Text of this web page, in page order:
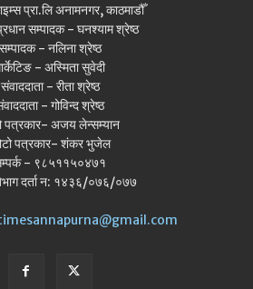
प्रा.लि अनामनगर, काठमाडौँ
सम्पादक - घनश्याम श्रेष्ठ
सम्पादक - नलिना श्रेष्ठ
- अस्मिता सुवेदी
संवाददाता - रीता श्रेष्ठ
- गोविन्द श्रेष्ठ
पत्रकार- अजय लेन्सम्यान
पत्रकार- शंकर भुजेल
- ९८५११५०४७१
दर्ता न: १४३६/०७६/०७७